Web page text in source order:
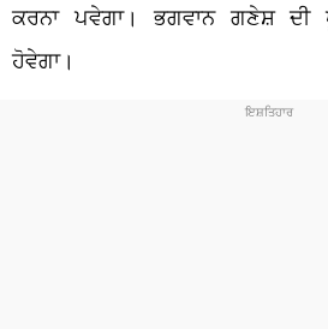
ਕਰਨਾ ਪਵੇਗਾ। ਭਗਵਾਨ ਗਣੇਸ਼ ਦੀ
ਹੋਵੇਗਾ।